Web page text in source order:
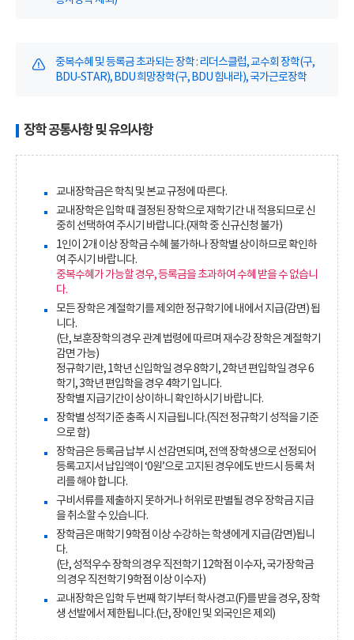
중복수혜 및 등록금 초과되는 장학 : 리더스클럽, 교수회 장학(구,
BDU-STAR), BDU 희망장학(구, BDU 힘내라), 국가근로장학
장학 공통사항 및 유의사항
교내장학금은 학칙 및 본교 규정에 따른다.
교내장학은 입학 때 결정된 장학으로 재학기간 내 적용되므로 신
중히 선택하여 주시기 바랍니다.(재학 중 신규신청 불가)
1인이 2개 이상 장학금 수혜 불가하나 장학별 상이하므로 확인하
여 주시기 바랍니다.
중복수혜가 가능할 경우, 등록금을 초과하여 수혜 받을 수 없습니
다.
모든 장학은 계절학기를 제외한 정규학기에 내에서 지급(감면) 됩
니다.
(단, 보훈장학의 경우 관계 법령에 따르며 재수강 장학은 계절학기
감면 가능)
정규학기란, 1학년 신입학일 경우 8학기, 2학년 편입학일 경우 6
학기, 3학년 편입학을 경우 4학기 입니다.
장학별 지급기간이 상이하니 확인하시기 바랍니다.
장학별 성적기준 충족 시 지급됩니다.(직전 정규학기 성적을 기준
으로 함)
장학금은 등록금 납부 시 선감면되며, 전액 장학생으로 선정되어
등록고지서 납입액이 ‘0원’으로 고지된 경우에도 반드시 등록 처
리를 해야 합니다.
구비서류를 제출하지 못하거나 허위로 판별될 경우 장학금 지급
을 취소할 수 있습니다.
장학금은 매학기 9학점 이상 수강하는 학생에게 지급(감면)됩니
다.
(단, 성적우수 장학의 경우 직전학기 12학점 이수자, 국가장학금
의 경우 직전학기 9학점 이상 이수자)
교내장학은 입학 두 번째 학기부터 학사경고(F)를 받을 경우, 장학
생 선발에서 제한됩니다.(단, 장애인 및 외국인은 제외)